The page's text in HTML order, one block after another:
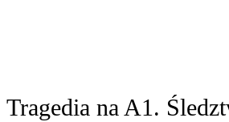
Tragedia na A1.